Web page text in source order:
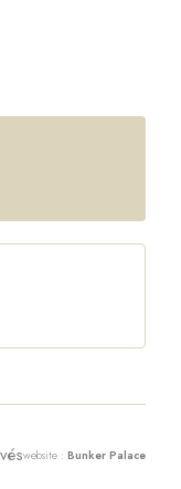
website : Bunker Palace